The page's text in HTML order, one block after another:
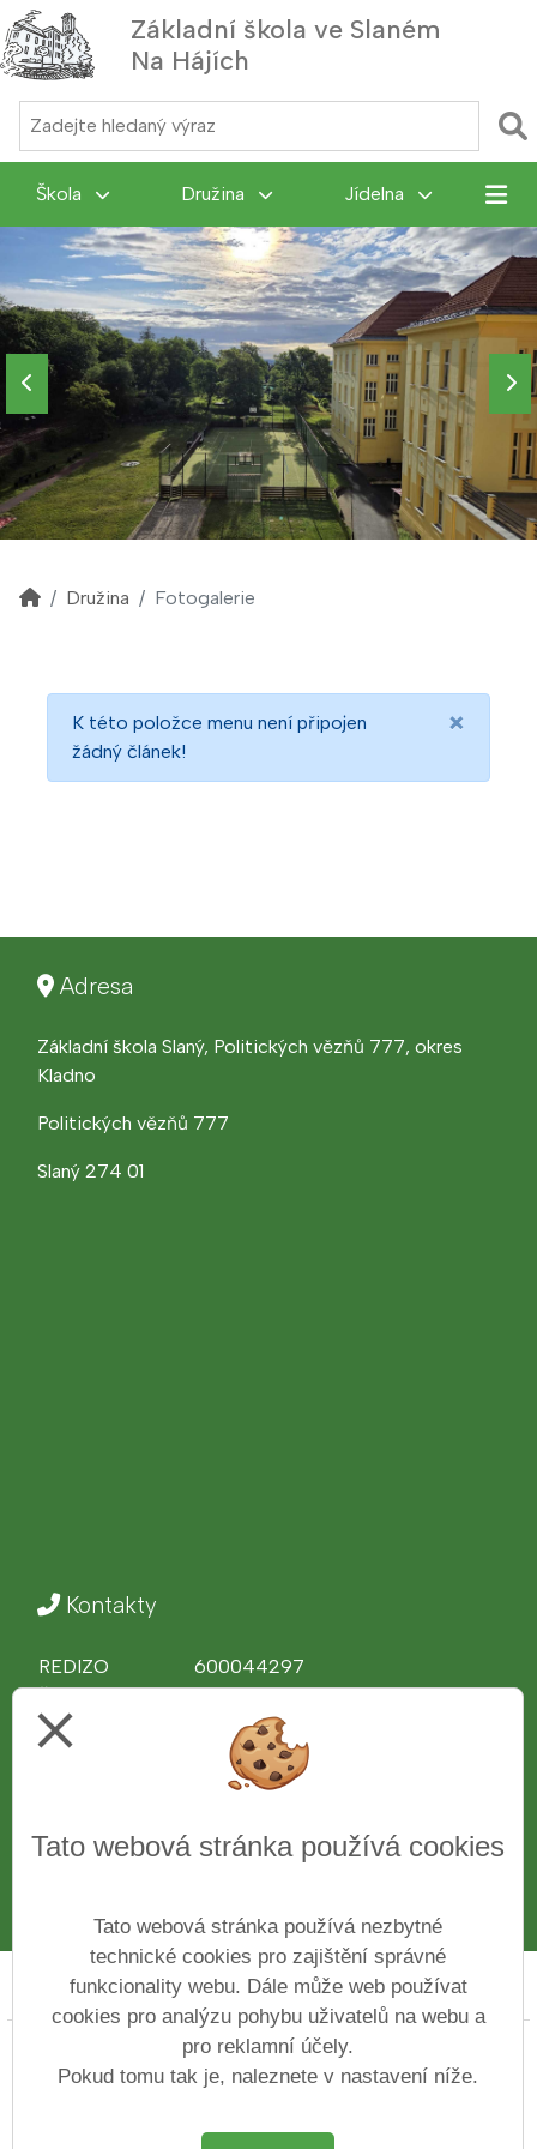
Základní škola ve Slaném
Na Hájích
Škola Družina Jídelna
Družina Fotogalerie
×
K této položce menu není připojen
žádný článek!
Adresa
Základní škola Slaný, Politických vězňů 777, okres
Kladno
Politických vězňů 777
Slaný 274 01
Kontakty
REDIZO
600044297
Telefon
312 510 081
43776761
www.zshajeslany.cz
E-mail
1zsslany.haje@zshajeslany.cz
Číslo účtu
27-7171100227/0100
Prohlášení o přístupnosti Mapa webu Cookies
Copyright © 2022 - 2023 Základní škola ve Slaném Na
Hájích &
Vitalex Group - Tvorba školních
close
Tato webová stránka používá cookies
Tato webová stránka používá nezbytné
technické cookies pro zajištění správné
funkcionality webu. Dále může web používat
cookies pro analýzu pohybu uživatelů na webu a
pro reklamní účely.
Pokud tomu tak je, naleznete v nastavení níže.